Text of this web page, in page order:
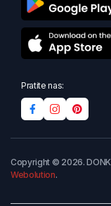
Pratite nas:
Copyright © 2026.
Webolution.